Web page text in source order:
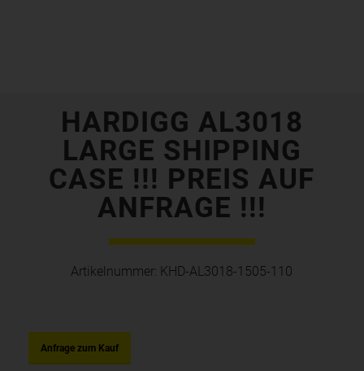
HARDIGG AL3018
LARGE SHIPPING
CASE !!! PREIS AUF
ANFRAGE !!!
Artikelnummer: KHD-AL3018-1505-110
Anfrage zum Kauf